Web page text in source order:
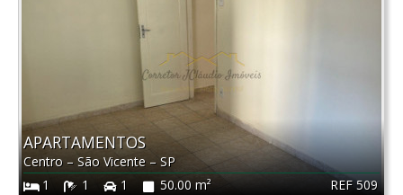
REF 509
APARTAMENTOS
Centro – São Vicente – SP
1
1 1 50.00 m²